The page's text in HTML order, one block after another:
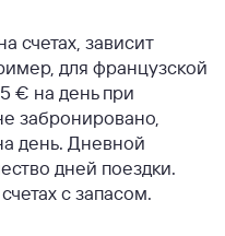
счетах, зависит
для французской
€ на день при
забронировано,
день. Дневной
дней поездки.
с запасом.